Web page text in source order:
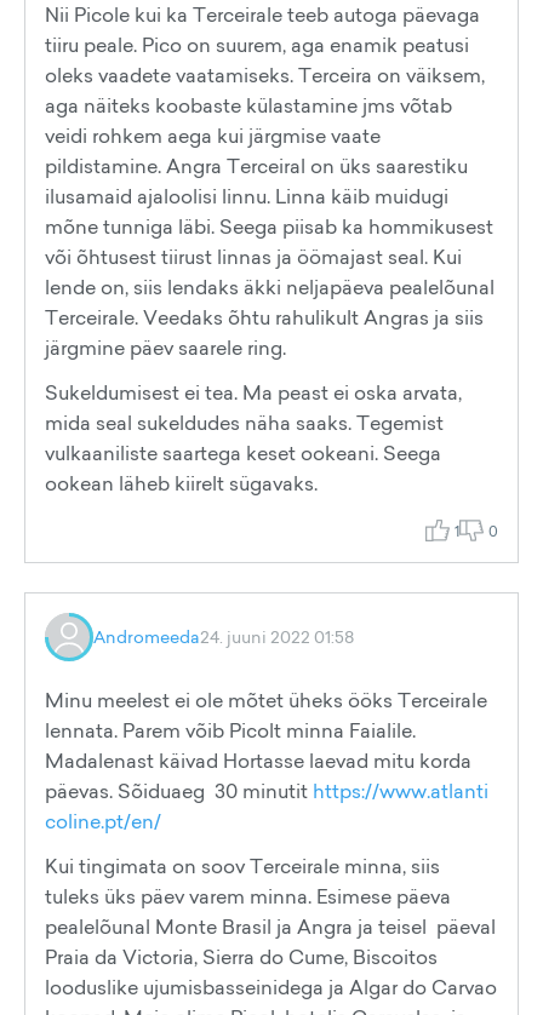
Nii Picole kui ka Terceirale teeb autoga päevaga
tiiru peale. Pico on suurem, aga enamik peatusi
oleks vaadete vaatamiseks. Terceira on väiksem,
aga näiteks koobaste külastamine jms võtab
veidi rohkem aega kui järgmise vaate
pildistamine. Angra Terceiral on üks saarestiku
ilusamaid ajaloolisi linnu. Linna käib muidugi
mõne tunniga läbi. Seega piisab ka hommikusest
või õhtusest tiirust linnas ja öömajast seal. Kui
lende on, siis lendaks äkki neljapäeva pealelõunal
Terceirale. Veedaks õhtu rahulikult Angras ja siis
järgmine päev saarele ring.
Sukeldumisest ei tea. Ma peast ei oska arvata,
mida seal sukeldudes näha saaks. Tegemist
vulkaaniliste saartega keset ookeani. Seega
ookean läheb kiirelt sügavaks.
1 0
Andromeeda24. juuni 2022 01:58
Minu meelest ei ole mõtet üheks ööks Terceirale
lennata. Parem võib Picolt minna Faialile.
Madalenast käivad Hortasse laevad mitu korda
päevas. Sõiduaeg 30 minutit https://www.atlanti
coline.pt/en/
Kui tingimata on soov Terceirale minna, siis
tuleks üks päev varem minna. Esimese päeva
pealelõunal Monte Brasil ja Angra ja teisel päeval
Praia da Victoria, Sierra do Cume, Biscoitos
looduslike ujumisbasseinidega ja Algar do Carvao